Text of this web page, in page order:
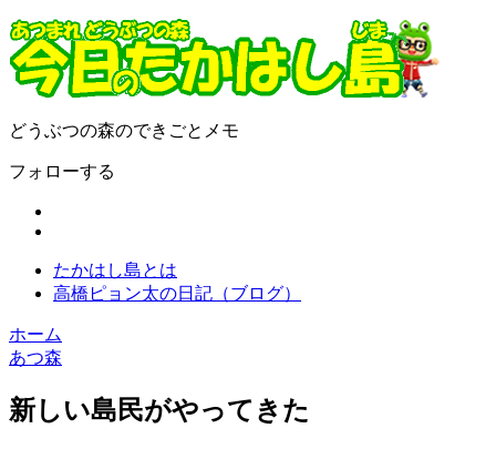
どうぶつの森のできごとメモ
フォローする
たかはし島とは
高橋ピョン太の日記（ブログ）
ホーム
あつ森
新しい島民がやってきた